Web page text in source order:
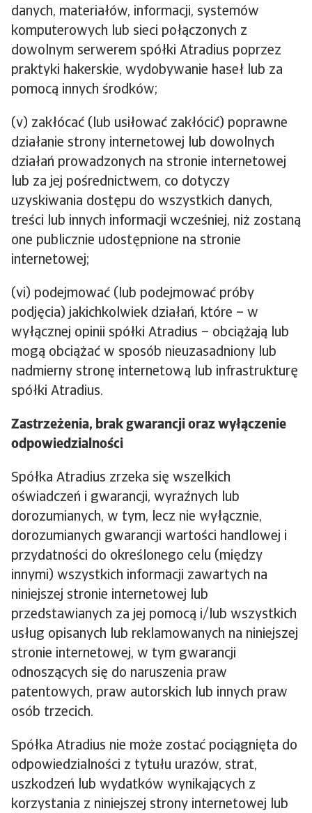
danych, materiałów, informacji, systemów
komputerowych lub sieci połączonych z
dowolnym serwerem spółki Atradius poprzez
praktyki hakerskie, wydobywanie haseł lub za
pomocą innych środków;
(v) zakłócać (lub usiłować zakłócić) poprawne
działanie strony internetowej lub dowolnych
działań prowadzonych na stronie internetowej
lub za jej pośrednictwem, co dotyczy
uzyskiwania dostępu do wszystkich danych,
treści lub innych informacji wcześniej, niż zostaną
one publicznie udostępnione na stronie
internetowej;
(vi) podejmować (lub podejmować próby
podjęcia) jakichkolwiek działań, które – w
wyłącznej opinii spółki Atradius – obciążają lub
mogą obciążać w sposób nieuzasadniony lub
nadmierny stronę internetową lub infrastrukturę
spółki Atradius.
Zastrzeżenia, brak gwarancji oraz wyłączenie
odpowiedzialności
Spółka Atradius zrzeka się wszelkich
oświadczeń i gwarancji, wyraźnych lub
dorozumianych, w tym, lecz nie wyłącznie,
dorozumianych gwarancji wartości handlowej i
przydatności do określonego celu (między
innymi) wszystkich informacji zawartych na
niniejszej stronie internetowej lub
przedstawianych za jej pomocą i/lub wszystkich
usług opisanych lub reklamowanych na niniejszej
stronie internetowej, w tym gwarancji
odnoszących się do naruszenia praw
patentowych, praw autorskich lub innych praw
osób trzecich.
Spółka Atradius nie może zostać pociągnięta do
odpowiedzialności z tytułu urazów, strat,
uszkodzeń lub wydatków wynikających z
korzystania z niniejszej strony internetowej lub